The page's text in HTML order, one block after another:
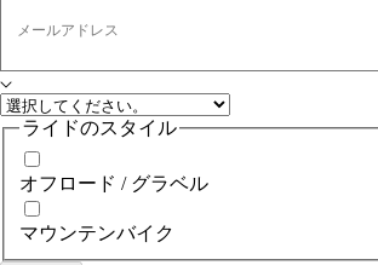
メールアドレス
ライドのスタイル
オフロード / グラベル
マウンテンバイク